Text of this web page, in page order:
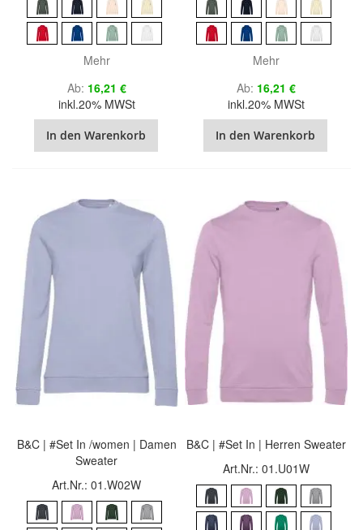
Mehr
Ab 16,21 €
inkl.20% MWSt
In den Warenkorb
Mehr
Ab 16,21 €
inkl.20% MWSt
In den Warenkorb
B&C | #Set In /women | Damen
Sweater
Art.Nr.: 01.W02W
B&C | #Set In | Herren Sweater
Art.Nr.: 01.U01W